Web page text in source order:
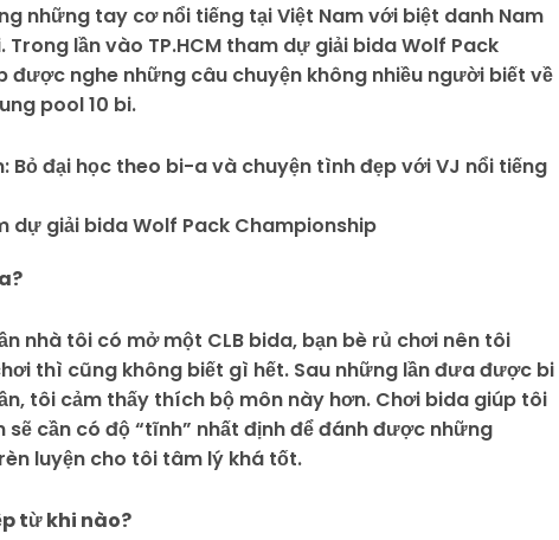
những tay cơ nổi tiếng tại Việt Nam với biệt danh Nam
Trong lần vào TP.HCM tham dự giải bida Wolf Pack
được nghe những câu chuyện không nhiều người biết về
pool 10 bi.
dự giải bida Wolf Pack Championship
nhà tôi có mở một CLB bida, bạn bè rủ chơi nên tôi
thì cũng không biết gì hết. Sau những lần đưa được bi
tôi cảm thấy thích bộ môn này hơn. Chơi bida giúp tôi
cần có độ “tĩnh” nhất định để đánh được những
luyện cho tôi tâm lý khá tốt.
từ khi nào?